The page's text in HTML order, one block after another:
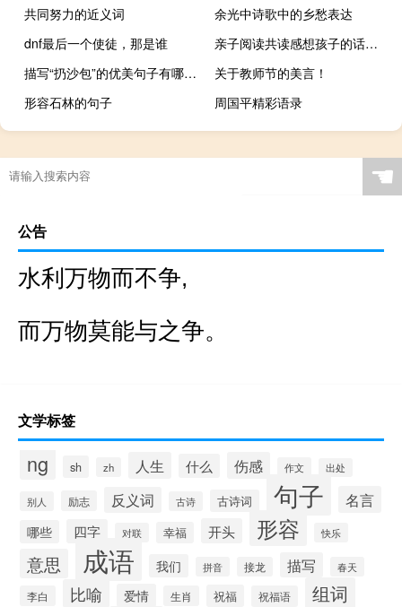
共同努力的近义词
余光中诗歌中的乡愁表达
dnf最后一个使徒，那是谁
亲子阅读共读感想孩子的话怎么写
描写“扔沙包”的优美句子有哪些？
关于教师节的美言！
形容石林的句子
周国平精彩语录
☚
公告
水利万物而不争,
而万物莫能与之争。
文学标签
ng sh zh 人生 什么 伤感 作文 出处
别人 励志 反义词 古诗 古诗词 句子 名言
哪些 四字 对联 幸福 开头 形容 快乐
意思 成语 我们 拼音 接龙 描写 春天
李白 比喻 爱情 生肖 祝福 祝福语 组词